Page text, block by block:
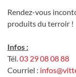
Rendez-vous
produits du terroir !
Infos :
Tél. 03 29 08 08 88
Courriel :